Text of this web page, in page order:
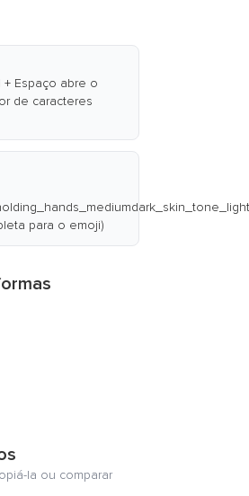
+ Espaço abre o
de caracteres
para o emoji)
la ou comparar